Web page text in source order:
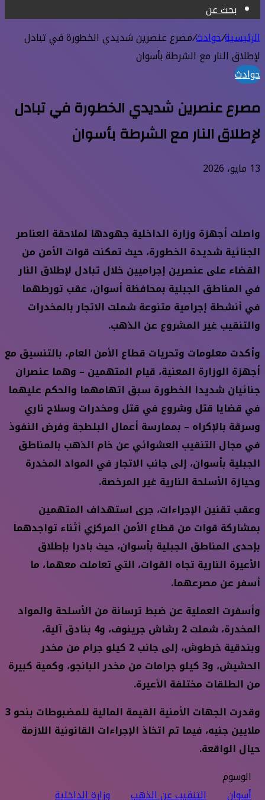
بحث عن
الرئيسية/حوادث/مصرع عنصرين شديدي الخطورة في تبادل
لإطلاق النار مع الشرطة بأسوان
حوادث
مصرع عنصرين شديدي الخطورة في تبادل
لإطلاق النار مع الشرطة بأسوان
13 مايو، 2026
واصلت أجهزة وزارة الداخلية جهودها لملاحقة العناصر
الجنائية شديدة الخطورة، حيث تمكنت قوات الأمن من
القضاء على عنصرين إجراميين خلال تبادل لإطلاق النار
في المناطق الجبلية بمحافظة أسوان، عقب تورطهما
في أنشطة إجرامية متنوعة شملت الاتجار بالمخدرات
والتنقيب غير المشروع عن الذهب.
وأكدت معلومات وتحريات قطاع الأمن العام، بالتنسيق مع
أجهزة الوزارة المعنية، قيام المتهمين – وهما عنصران
جنائيان شديدا الخطورة سبق اتهامهما والحكم عليهما
في قضايا قتل وشروع في قتل ومخدرات وسلاح ناري
وسرقة بالإكراه – بممارسة أعمال البلطجة وفرض النفوذ
في مجال التنقيب العشوائي عن خام الذهب بالمناطق
الجبلية بأسوان، إلى جانب الاتجار في المواد المخدرة
وحيازة الأسلحة النارية غير المرخصة.
وعقب تقنين الإجراءات، جرى استهداف المتهمين
بمشاركة قوات من قطاع الأمن المركزي أثناء تواجدهما
بإحدى المناطق الجبلية بأسوان، حيث بادرا بإطلاق
الأعيرة النارية تجاه القوات، التي تعاملت معهما، ما
أسفر عن مصرعهما.
وأسفرت العملية عن ضبط ترسانة من الأسلحة والمواد
المخدرة، شملت 2 رشاش جرينوف، و4 بنادق آلية،
وبندقية خرطوش، إلى جانب 2 كيلو جرام من مخدر
الحشيش، و3 كيلو جرامات من مخدر البانجو، وكمية كبيرة
من الطلقات مختلفة الأعيرة.
وقدرت الجهات الأمنية القيمة المالية للمضبوطات بنحو 3
ملايين جنيه، فيما تم اتخاذ الإجراءات القانونية اللازمة
حيال الواقعة.
الوسوم
أسوان
التنقيب عن الذهب وزارة الداخلية